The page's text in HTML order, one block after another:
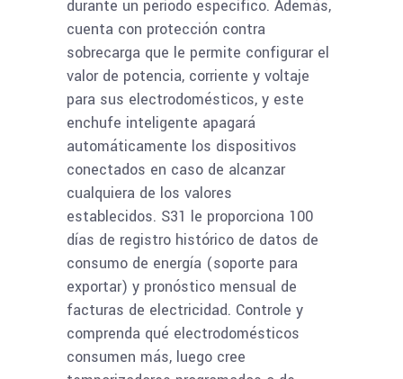
durante un período específico. Además,
cuenta con protección contra
sobrecarga que le permite configurar el
valor de potencia, corriente y voltaje
para sus electrodomésticos, y este
enchufe inteligente apagará
automáticamente los dispositivos
conectados en caso de alcanzar
cualquiera de los valores
establecidos. S31 le proporciona 100
días de registro histórico de datos de
consumo de energía (soporte para
exportar) y pronóstico mensual de
facturas de electricidad. Controle y
comprenda qué electrodomésticos
consumen más, luego cree